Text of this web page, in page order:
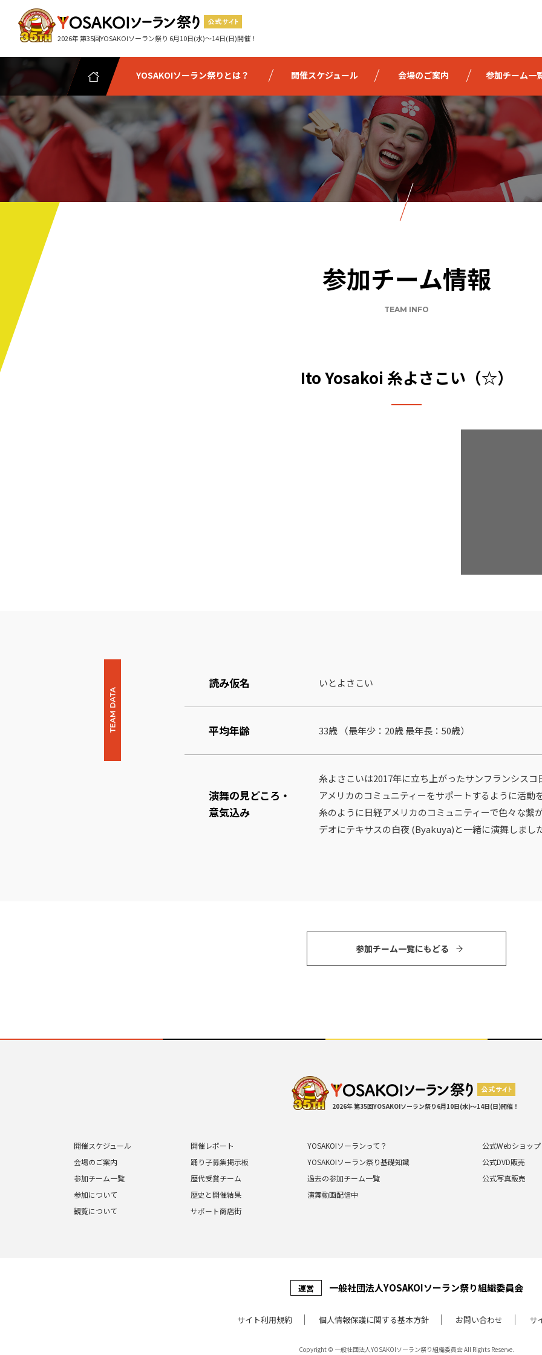
2026年 第35回YOSAKOIソーラン祭り 6月10日(水)～14日(日)開催！
YOSAKOIソーラン祭りとは？ 開催スケジュール 会場のご案内 参加チーム一
参加チーム情報
TEAM INFO
Ito Yosakoi 糸よさこい（☆）
読み仮名 いとよさこい
平均年齢 33歳 （最年少：20歳 最年⻑：50歳）
演舞の見どころ・
意気込み
糸よさこいは2017年に立ち上がったサンフランシス
アメリカのコミュニティーをサポートするように活動
糸のように日経アメリカのコミュニティーで色々な繋
デオにテキサスの白夜 (Byakuya)と一緒に演舞しまし
参加チーム⼀覧にもどる
2026年 第35回YOSAKOIソーラン祭り 6月10日(水)～14日(日)開催！
開催スケジュール
会場のご案内
参加チーム一覧
参加について
観覧について
開催レポート
踊り子募集掲示板
歴代受賞チーム
歴史と開催結果
サポート商店街
YOSAKOIソーランって？
YOSAKOIソーラン祭り基礎知識
過去の参加チーム一覧
演舞動画配信中
公式Webショップ
公式DVD販売
公式写真販売
運営 ⼀般社団法⼈YOSAKOIソーラン祭り組織委員会
サイト利⽤規約 個⼈情報保護に関する基本⽅針 お問い合わせ サ
Copyright © 一般社団法人YOSAKOIソーラン祭り組織委員会All Rights Reserve.